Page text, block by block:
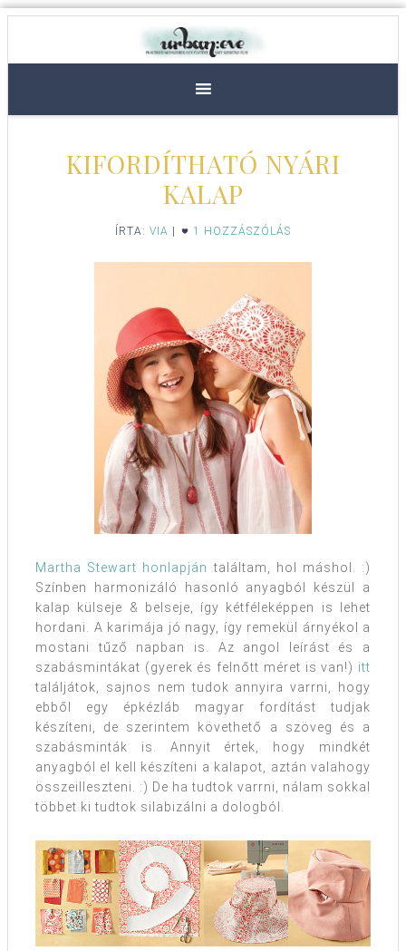
KIFORDÍTHATÓ NYÁRI
KALAP
ÍRTA: VIA 1 HOZZÁSZÓLÁS
Martha Stewart honlapján találtam, hol máshol. :)
Színben harmonizáló hasonló anyagból készül a
kalap külseje & belseje, így kétféleképpen is lehet
hordani. A karimája jó nagy, így remekül árnyékol a
mostani tűző napban is. Az angol leírást és a
szabásmintákat (gyerek és felnőtt méret is van!) itt
találjátok, sajnos nem tudok annyira varrni, hogy
ebből egy épkézláb magyar fordítást tudjak
készíteni, de szerintem követhető a szöveg és a
szabásminták is. Annyit értek, hogy mindkét
anyagból el kell készíteni a kalapot, aztán valahogy
összeilleszteni. :) De ha tudtok varrni, nálam sokkal
többet ki tudtok silabizálni a dologból.